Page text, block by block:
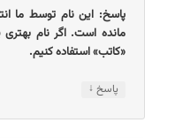
پاسخ: این نام توسط ما
مانده است. اگر نام بهتری
«کاتب» استفاده کنیم.
پاسخ ↓